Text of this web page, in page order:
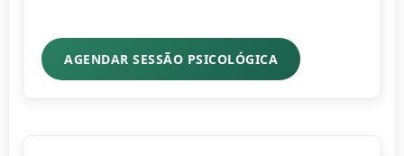
AGENDAR SESSÃO PSICOLÓGICA